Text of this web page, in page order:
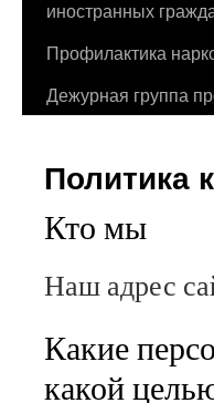
иностранных
Профилактика
Дежурная группа
Политика
Кто мы
Наш адрес
Какие
какой